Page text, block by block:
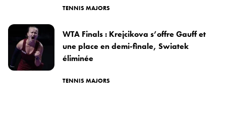
TENNIS MAJORS
WTA Finals : Krejcikova s’offre Gauff et
une place en demi-finale, Swiatek
éliminée
TENNIS MAJORS